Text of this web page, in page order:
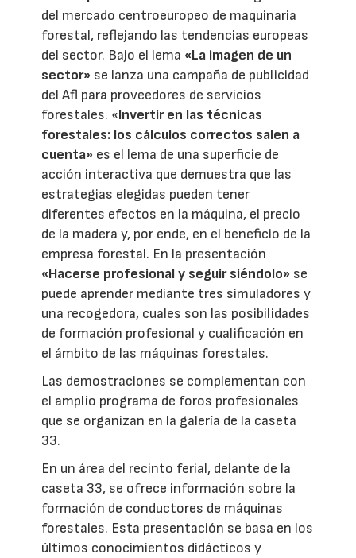
del mercado centroeuropeo de maquinaria
forestal, reflejando las tendencias europeas
del sector. Bajo el lema «La imagen de un
sector» se lanza una campaña de publicidad
del Afl para proveedores de servicios
forestales. «Invertir en las técnicas
forestales: los cálculos correctos salen a
cuenta» es el lema de una superficie de
acción interactiva que demuestra que las
estrategias elegidas pueden tener
diferentes efectos en la máquina, el precio
de la madera y, por ende, en el beneficio de la
empresa forestal. En la presentación
«Hacerse profesional y seguir siéndolo» se
puede aprender mediante tres simuladores y
una recogedora, cuales son las posibilidades
de formación profesional y cualificación en
el ámbito de las máquinas forestales.
Las demostraciones se complementan con
el amplio programa de foros profesionales
que se organizan en la galería de la caseta
33.
En un área del recinto ferial, delante de la
caseta 33, se ofrece información sobre la
formación de conductores de máquinas
forestales. Esta presentación se basa en los
últimos conocimientos didácticos y